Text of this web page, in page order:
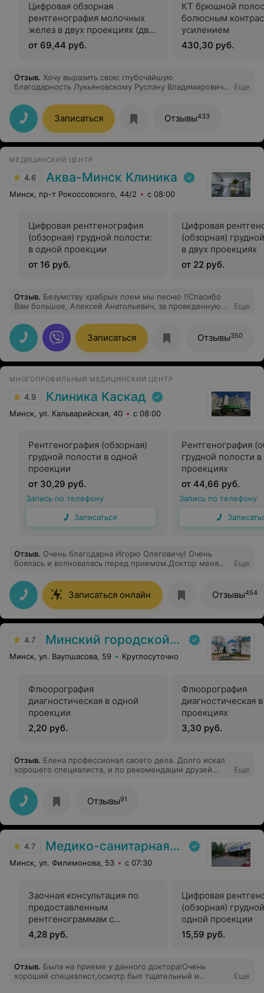
Цифровая обзорная
рентгенография молочных
желез в двух проекциях (две
железы)
от 69,44 руб.
КТ брюшной
болюсным
усилением
430,30 руб.
Отзыв. Хочу выразить свою глубочайшую
благодарность Лукьяновскому Руслану Владимировичу
очень боялась, но уже при первой консультации
доктор развеял все страхи. Он говорил со мной
спокойно, уверенно и по-человечески. Сама операция
прошла "как по нотам" — я чувствовала себя в
надежных руках. Но главное для меня — это внимание
очень рада, что попала именно к этому специалисту.
Низкий Вам поклон за Ваши золотые руки и доброе
сердце!
Еще
Записаться Отзывы433
МЕДИЦИНСКИЙ ЦЕНТР
4.6 Аква-Минск Клиника
Минск, пр-т Рокоссовского, 44/2 с 08:00
Цифровая рентгенография
(обзорная) грудной полости:
в одной проекции
от 16 руб.
Цифровая
(обзорная)
в двух проекциях
от 22 руб.
Отзыв. Безумству храбрых поем мы песню !!Спасибо
Вам большое, Алексей Анатольевич, за проведенную
размеров. Никто в Беларуси не сделал бы эту
операцию лапароскопически. Только полосная.. Будьте
здоровы Вы, и Ваша семья. Огромное спасибо Вашей
команде - выход из наркоза лёгкий, горло от трубки не
болело, низкий поклон , что такие специалисты не
Еще
Записаться Отзывы350
МНОГОПРОФИЛЬНЫЙ МЕДИЦИНСКИЙ ЦЕНТР
4.9 Клиника Каскад
Минск, ул. Кальварийская, 40 с 08:00
Рентгенография (обзорная)
грудной полости в одной
проекции
от 30,29 руб.
Запись по телефону
Записаться
Рентгенография
грудной полости в
проекциях
от 44,66 руб.
Запись по телефону
Отзыв. Очень благодарна Игорю Олеговичу! Очень
боялась и волновалась перед приемом.Доктор меня
совершенно безболезненно.Доктор провел всё
тактично, аккуратно, деликатно.Назначил грамотно
лечение, все объяснил.Игорь Олегович профессионал
своего дела.Я очень рада,что у нас есть такие врачи!
Теперь только к нему,я ему доверяю.Очень
Еще
Записаться онлайн Отзывы454
4.7 Минский городской клинический наркологический центр (МГКНЦ)
Минск, ул. Ваупшасова, 59 Круглосуточно
Флюорография
диагностическая в одной
проекции
2,20 руб.
Флюорография
диагностическая
проекциях
3,30 руб.
Отзыв. Елена профессионал своего дела. Долго искал
хорошего специалиста, и по рекомендации друзей
не льёт воду, а по фактам разложила суть проблемы и
помогла, назначила лечение, которое мне помогло,
хотя препаратов я пробовал не мало. Очень
рекомендую, если ищите действительно
профессионала своего дела.
Еще
Отзывы91
4.7 Медико-санитарная часть Вавилова
Минск, ул. Филимонова, 53 с 07:30
Заочная консультация по
предоставленным
рентгенограммам с
оформлением протокола
4,28 руб.
Цифровая
(обзорная)
одной проекции
15,59 руб.
Отзыв. Была на приеме у данного доктора!Очень
хороший специалист,осмотр был тщательный и
Еще